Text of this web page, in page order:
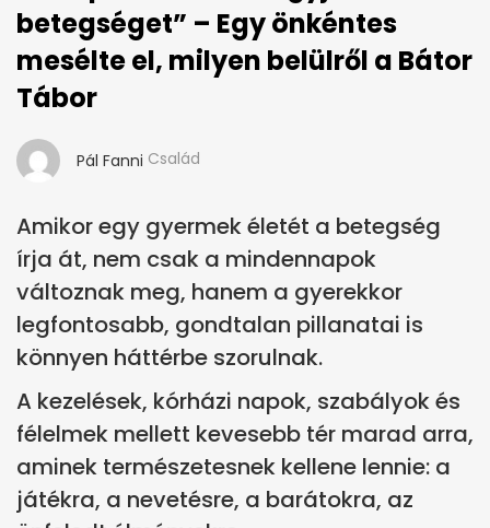
betegséget” – Egy önkéntes
mesélte el, milyen belülről a Bátor
Tábor
Pál Fanni Család
Amikor egy gyermek életét a betegség
írja át, nem csak a mindennapok
változnak meg, hanem a gyerekkor
legfontosabb, gondtalan pillanatai is
könnyen háttérbe szorulnak.
A kezelések, kórházi napok, szabályok és
félelmek mellett kevesebb tér marad arra,
aminek természetesnek kellene lennie: a
játékra, a nevetésre, a barátokra, az